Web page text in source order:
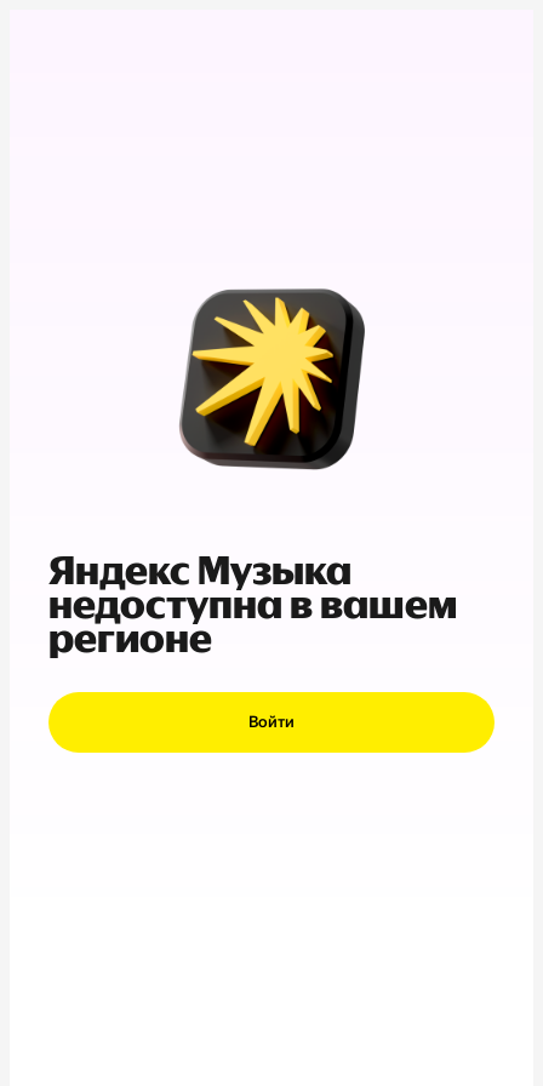
Яндекс Музыка
недоступна в вашем
регионе
Войти